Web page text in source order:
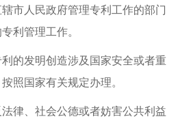
人民政府管理专利工作的部门
利管理工作。
发明创造涉及国家安全或者重
照国家有关规定办理。
、社会公德或者妨害公共利益